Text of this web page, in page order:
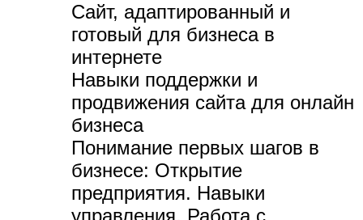
Сайт, адаптированный и
готовый для бизнеса в
интернете
Навыки поддержки и
продвижения сайта для онлайн
бизнеса
Понимание первых шагов в
бизнесе: Открытие
предприятия. Навыки